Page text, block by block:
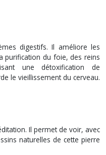
digestifs. Il améliore les
purification du foie, des reins
une détoxification de
le vieillissement du cerveau.
Il permet de voir, avec
naturelles de cette pierre